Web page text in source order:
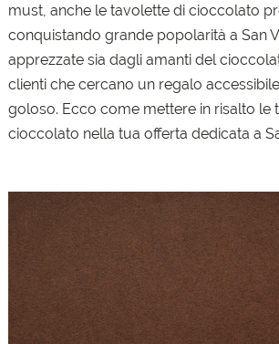
must, anche le tavolette di cioccolato
conquistando grande popolarità a San
apprezzate sia dagli amanti del
clienti che cercano un regalo
goloso. Ecco come mettere in risalto le
cioccolato nella tua offerta dedicata a